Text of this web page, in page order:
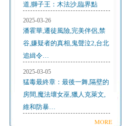
道,獅子王：木法沙,臨界點
2025-03-26
潘霍華,遷徒風險,完美伴侶,禁
谷,嫌疑者的真相,鬼聲泣2,台北
追緝令…
2025-03-05
猛毒最終章：最後一舞,隔壁的
房間,魔法壞女巫,獵人克萊文,
維和防暴…
MORE